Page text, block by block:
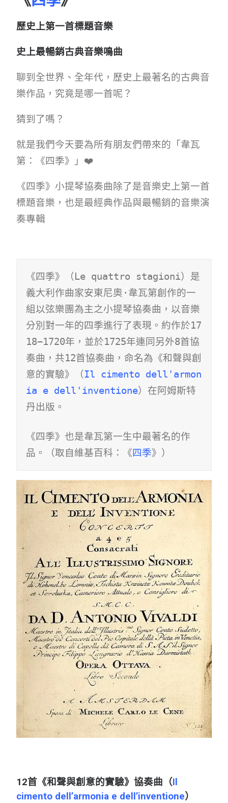
歷史上第一首標題音樂
史上最暢銷古典音樂鳴曲
聊到全世界、全年代，歷史上最著名的古典音
樂作品，究竟是哪一首呢？
猜到了嗎？
就是我們今天要為所有朋友們帶來的「韋瓦
第：《四季》」❤️
《四季》小提琴協奏曲除了是音樂史上第一首
標題音樂，也是最經典作品與最暢銷的音樂演
奏專輯
《四季》（Le quattro stagioni）是
義大利作曲家安東尼奧·韋瓦第創作的一
組以弦樂團為主之小提琴協奏曲，以音樂
分別對一年的四季進行了表現。約作於17
18−1720年，並於1725年連同另外8首協
奏曲，共12首協奏曲，命名為《和聲與創
意的實驗》（Il cimento dell'armon
ia e dell'inventione）在阿姆斯特
丹出版。
《四季》也是韋瓦第一生中最著名的作
品。（取自維基百科：《四季》）
12首《和聲與創意的實驗》協奏曲（Il
cimento dell’armonia e dell’inventione）